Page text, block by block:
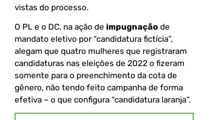
vistas do processo.
O PL e o DC, na ação de impugnação de
mandato eletivo por “candidatura fictícia”,
alegam que quatro mulheres que registraram
candidaturas nas eleições de 2022 o fizeram
somente para o preenchimento da cota de
gênero, não tendo feito campanha de forma
efetiva – o que configura “candidatura laranja”.